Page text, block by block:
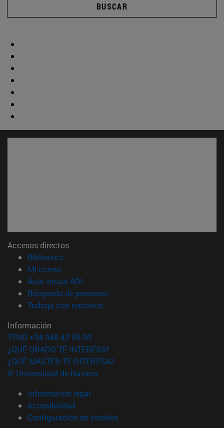
BUSCAR
Accesos directos
Biblioteca
Mi correo(abre en nueva ventana)
Aula virtual ADI
Búsqueda de personas(abre en nueva ventana)
Trabaja con nosotros(abre en nueva ventana)
Información
TFNO +34 948 42 56 00
¿QUÉ GRADO TE INTERESA?
¿QUÉ MÁSTER TE INTERESA?
© Universidad de Navarra
Información legal
Accesibilidad
Configuración de cookies